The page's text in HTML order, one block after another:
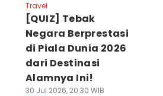
Travel
[QUIZ] Tebak
Negara Berprestasi
di Piala Dunia 2026
dari Destinasi
Alamnya Ini!
30 Jul 2026, 20:30 WIB